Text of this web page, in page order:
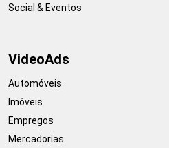
Social & Eventos
VideoAds
Automóveis
Imóveis
Empregos
Mercadorias